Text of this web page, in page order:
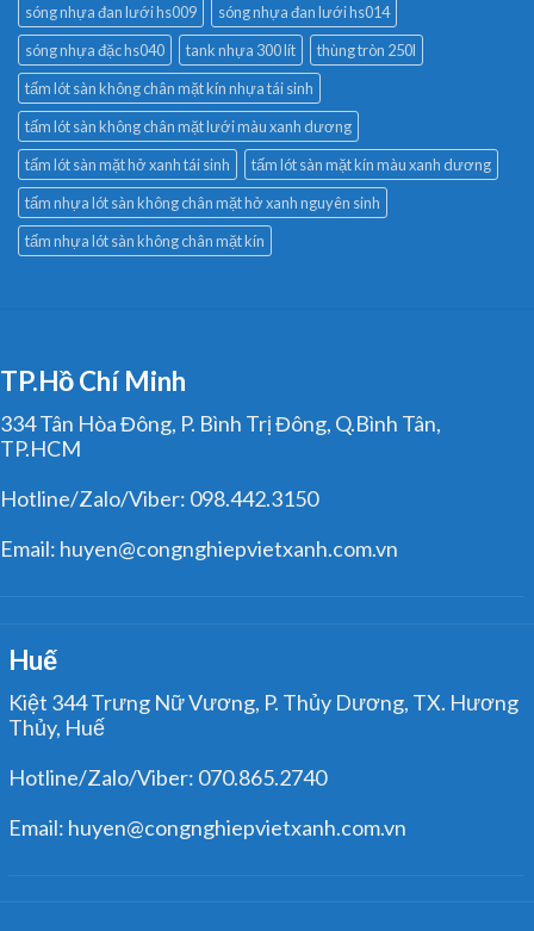
sóng nhựa đan lưới hs009
sóng nhựa đan lưới hs014
sóng nhựa đặc hs040
tank nhựa 300 lít
thùng tròn 250l
tấm lót sàn không chân mặt kín nhựa tái sinh
tấm lót sàn không chân mặt lưới màu xanh dương
tấm lót sàn mặt hở xanh tái sinh
tấm lót sàn mặt kín màu xanh dương
tấm nhựa lót sàn không chân mặt hở xanh nguyên sinh
tấm nhựa lót sàn không chân mặt kín
TP.Hồ Chí Minh
334 Tân Hòa Đông, P. Bình Trị Đông, Q.Bình Tân,
TP.HCM
Hotline/Zalo/Viber: 098.442.3150
Email: huyen@congnghiepvietxanh.com.vn
Huế
Kiệt 344 Trưng Nữ Vương, P. Thủy Dương, TX. Hương
Thủy, Huế
Hotline/Zalo/Viber: 070.865.2740
Email: huyen@congnghiepvietxanh.com.vn